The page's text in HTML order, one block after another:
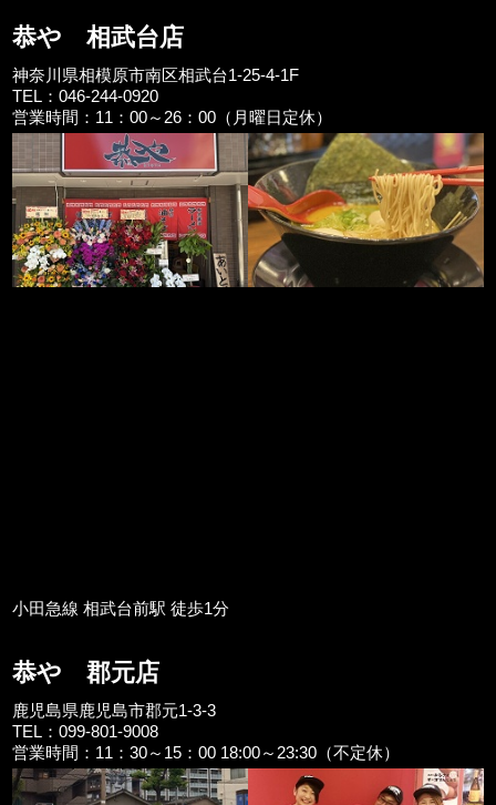
恭や 相武台店
神奈川県相模原市南区相武台1-25-4-1F
TEL：046-244-0920
営業時間：11：00～26：00（月曜日定休）
小田急線 相武台前駅 徒歩1分
恭や 郡元店
鹿児島県鹿児島市郡元1-3-3
TEL：099-801-9008
営業時間：11：30～15：00 18:00～23:30（不定休）